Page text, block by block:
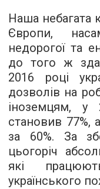
Наша небагата
Європи,
недорогої та
до того ж
2016 році
дозволів на
іноземцям, у
становив 77%,
за 60%. За
цьогоріч
які
українського